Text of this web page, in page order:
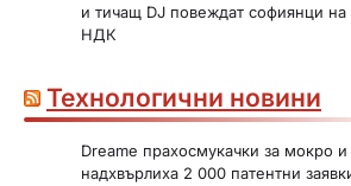
и тичащ DJ повеждат софиянци на
НДК
Технологични новини
Dreame прахосмукачки за мокро и
надхвърлиха 2 000 патентни